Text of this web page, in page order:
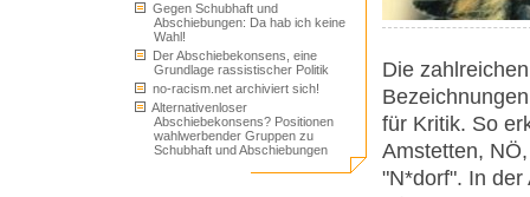
Gegen Schubhaft und
Abschiebungen: Da hab ich keine
Wahl!
Der Abschiebekonsens, eine
Grundlage rassistischer Politik
no-racism.net archiviert sich!
Alternativenloser
Abschiebekonsens? Positionen
wahlwerbender Gruppen zu
Schubhaft und Abschiebungen
Die
für Kritik. So
Amstetten,
"N*dorf". In